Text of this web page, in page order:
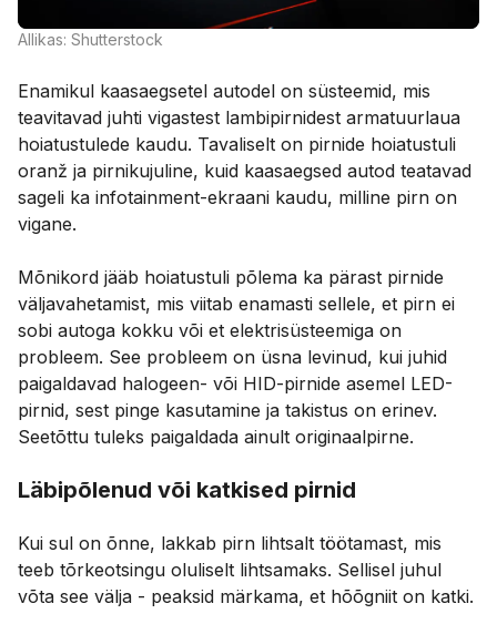
Allikas: Shutterstock
Enamikul kaasaegsetel autodel on süsteemid, mis
teavitavad juhti vigastest lambipirnidest armatuurlaua
hoiatustulede kaudu. Tavaliselt on pirnide hoiatustuli
oranž ja pirnikujuline, kuid kaasaegsed autod teatavad
sageli ka infotainment-ekraani kaudu, milline pirn on
vigane.
Mõnikord jääb hoiatustuli põlema ka pärast pirnide
väljavahetamist, mis viitab enamasti sellele, et pirn ei
sobi autoga kokku või et elektrisüsteemiga on
probleem. See probleem on üsna levinud, kui juhid
paigaldavad halogeen- või HID-pirnide asemel LED-
pirnid, sest pinge kasutamine ja takistus on erinev.
Seetõttu tuleks paigaldada ainult originaalpirne.
Läbipõlenud või katkised pirnid
Kui sul on õnne, lakkab pirn lihtsalt töötamast, mis
teeb tõrkeotsingu oluliselt lihtsamaks. Sellisel juhul
võta see välja - peaksid märkama, et hõõgniit on katki.